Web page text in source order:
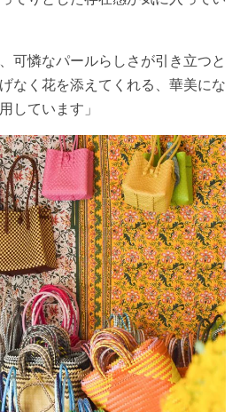
可憐なパールらしさが引き立つと
なく花を添えてくれる、華美にな
しています」